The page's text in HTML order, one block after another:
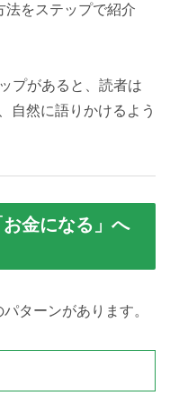
法をステップで紹介
プがあると、読者は
自然に語りかけるよう
金になる」へ
ターンがあります。